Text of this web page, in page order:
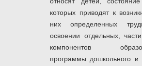
которых приводят к
них определенных
освоении отдельных,
компонентов
программы дошкольного и